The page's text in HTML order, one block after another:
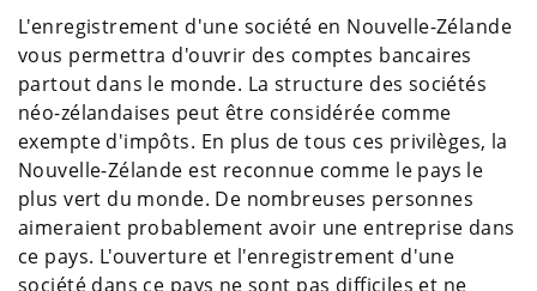
L'enregistrement d'une société en Nouvelle-Zélande
vous permettra d'ouvrir des comptes bancaires
partout dans le monde. La structure des sociétés
néo-zélandaises peut être considérée comme
exempte d'impôts. En plus de tous ces privilèges, la
Nouvelle-Zélande est reconnue comme le pays le
plus vert du monde. De nombreuses personnes
aimeraient probablement avoir une entreprise dans
ce pays. L'ouverture et l'enregistrement d'une
société dans ce pays ne sont pas difficiles et ne